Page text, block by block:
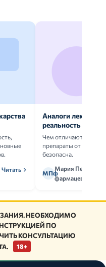
Читать
Аналоги
реальность
Чем отличаются
препараты от
безопасна.
МПф
Мария Петрова,
фармацевт
НЕОБХОДИМО
ПО
КОНСУЛЬТАЦИЮ
18+